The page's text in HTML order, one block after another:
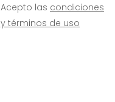
Acepto las condiciones
y términos de uso